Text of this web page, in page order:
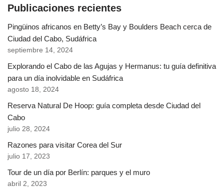
Publicaciones recientes
Pingüinos africanos en Betty’s Bay y Boulders Beach cerca de
Ciudad del Cabo, Sudáfrica
septiembre 14, 2024
Explorando el Cabo de las Agujas y Hermanus: tu guía definitiva
para un día inolvidable en Sudáfrica
agosto 18, 2024
Reserva Natural De Hoop: guía completa desde Ciudad del
Cabo
julio 28, 2024
Razones para visitar Corea del Sur
julio 17, 2023
Tour de un día por Berlín: parques y el muro
abril 2, 2023